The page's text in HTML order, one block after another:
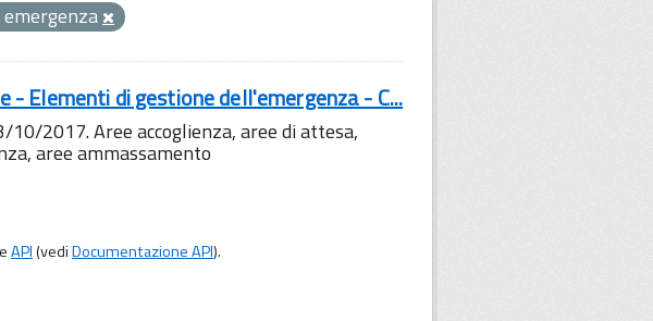
- Elementi di gestione dell'emergenza - C...
2017. Aree accoglienza, aree di attesa,
aree ammassamento
API(vediDocumentazione API).